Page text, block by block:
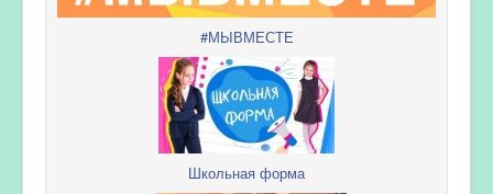
#МЫВМЕСТЕ
Школьная форма